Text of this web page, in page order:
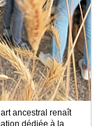
ancestral renaît
dédiée à la